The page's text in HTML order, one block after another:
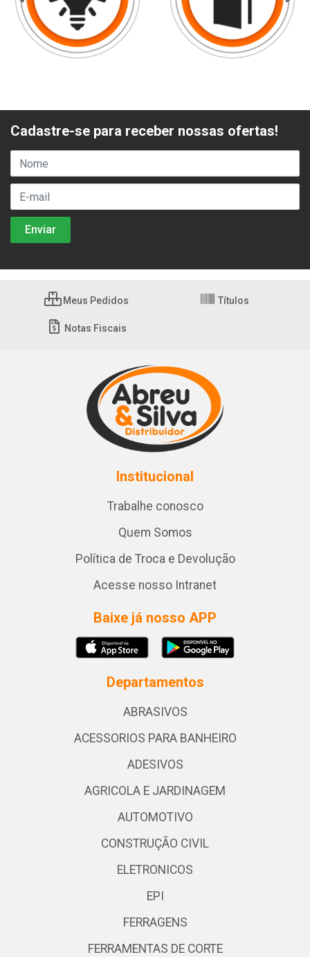
Cadastre-se para receber nossas ofertas!
Meus Pedidos Títulos
Notas Fiscais
Institucional
Trabalhe conosco
Quem Somos
Política de Troca e Devolução
Acesse nosso Intranet
Baixe já nosso APP
Departamentos
ABRASIVOS
ACESSORIOS PARA BANHEIRO
ADESIVOS
AGRICOLA E JARDINAGEM
AUTOMOTIVO
CONSTRUÇÃO CIVIL
ELETRONICOS
EPI
FERRAGENS
FERRAMENTAS DE CORTE